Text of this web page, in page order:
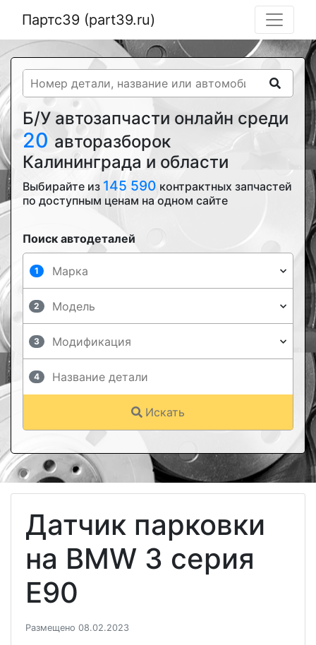
Партс39 (part39.ru)
Б/У автозапчасти онлайн среди
20 авторазборок
Калининграда и области
Выбирайте из 145 590 контрактных запчастей
по доступным ценам на одном сайте
Поиск автодеталей
1
2
3
4
Искать
Датчик парковки
на BMW 3 серия
E90
Размещено 08.02.2023